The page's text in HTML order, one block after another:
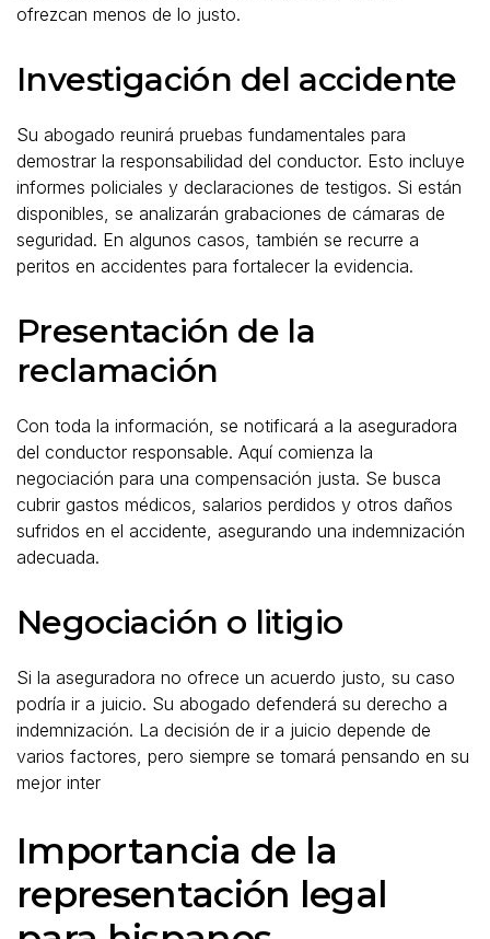
ofrezcan menos de lo justo.
Investigación del accidente
Su abogado reunirá pruebas fundamentales para
demostrar la responsabilidad del conductor. Esto incluye
informes policiales y declaraciones de testigos. Si están
disponibles, se analizarán grabaciones de cámaras de
seguridad. En algunos casos, también se recurre a
peritos en accidentes para fortalecer la evidencia.
Presentación de la
reclamación
Con toda la información, se notificará a la aseguradora
del conductor responsable. Aquí comienza la
negociación para una compensación justa. Se busca
cubrir gastos médicos, salarios perdidos y otros daños
sufridos en el accidente, asegurando una indemnización
adecuada.
Negociación o litigio
Si la aseguradora no ofrece un acuerdo justo, su caso
podría ir a juicio. Su abogado defenderá su derecho a
indemnización. La decisión de ir a juicio depende de
varios factores, pero siempre se tomará pensando en su
mejor inter
Importancia de la
representación legal